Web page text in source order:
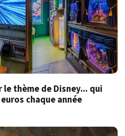
le thème de Disney... qui
chaque année